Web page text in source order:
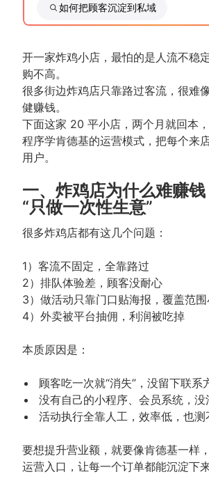
如何把顾客沉淀到私域
开一家炸鸡小店，最怕的是人流不稳
购不高。
很多街边炸鸡店只靠路过客流，很难
健赚钱。
下面这家 20 平小店，两个月就回本
程序学肯德基的运营模式，把每个来
用户。
一、炸鸡店为什么难赚
“只做一次性生意”
很多炸鸡店都有这几个问题：
1）客流不固定，全靠路过
2）排队体验差，顾客没耐心
3）做活动只靠门口贴海报，覆盖范
4）外卖被平台抽佣，利润被吃掉
本质原因是：
顾客吃一次就“消失”，没留下联系
没有自己的小程序、会员系统，没
活动执行全靠人工，效率低，也测
要想提升营业额，就要像肯德基一样
运营入口，让每一个订单都能沉淀下来